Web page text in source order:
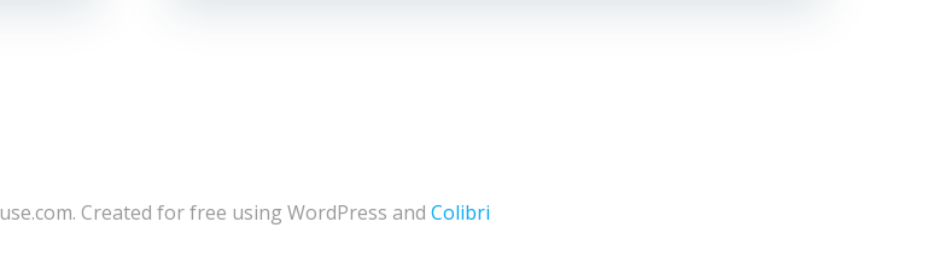
Created for free using WordPress and Colibri